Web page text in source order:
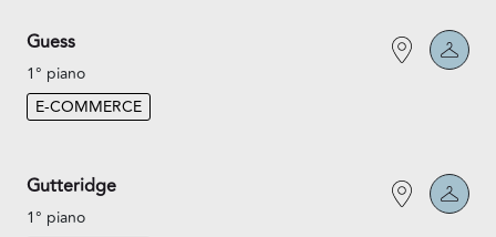
Guess
1° piano
E-COMMERCE
Gutteridge
1° piano